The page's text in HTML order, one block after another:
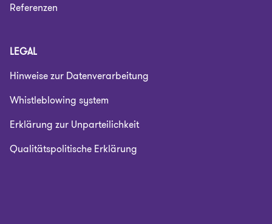
Referenzen
LEGAL
Hinweise zur Datenverarbeitung
Whistleblowing system
Erklärung zur Unparteilichkeit
Qualitätspolitische Erklärung